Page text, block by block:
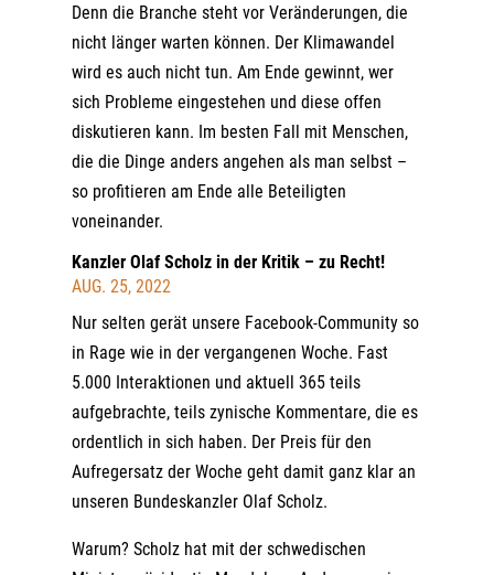
Denn die Branche steht vor Veränderungen, die
nicht länger warten können. Der Klimawandel
wird es auch nicht tun. Am Ende gewinnt, wer
sich Probleme eingestehen und diese offen
diskutieren kann. Im besten Fall mit Menschen,
die die Dinge anders angehen als man selbst –
so profitieren am Ende alle Beteiligten
voneinander.
Kanzler Olaf Scholz in der Kritik – zu Recht!
AUG. 25, 2022
Nur selten gerät unsere Facebook-Community so
in Rage wie in der vergangenen Woche. Fast
5.000 Interaktionen und aktuell 365 teils
aufgebrachte, teils zynische Kommentare, die es
ordentlich in sich haben. Der Preis für den
Aufregersatz der Woche geht damit ganz klar an
unseren Bundeskanzler Olaf Scholz.
Warum? Scholz hat mit der schwedischen